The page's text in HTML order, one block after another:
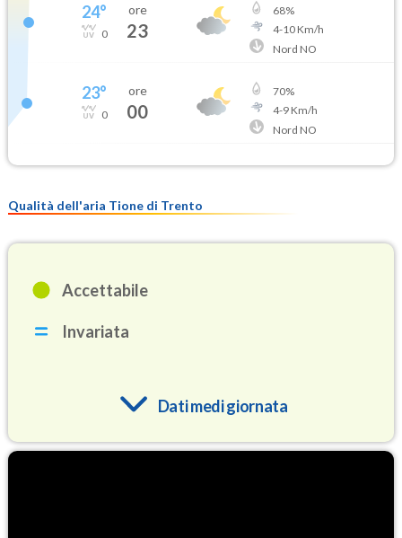
24°
0
ore
23
68%
4-10Km/h
Nord NO
23°
0
ore
00
70%
4-9Km/h
Nord NO
Qualità dell'aria Tione di Trento
Accettabile
Invariata
Dati medi giornata